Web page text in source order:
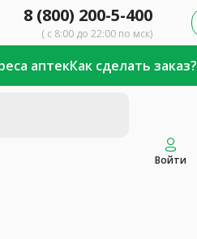
8 (800) 200-5-400
( с 8:00 до 22:00 по мск)
аптекКак сделать заказ?
Войти